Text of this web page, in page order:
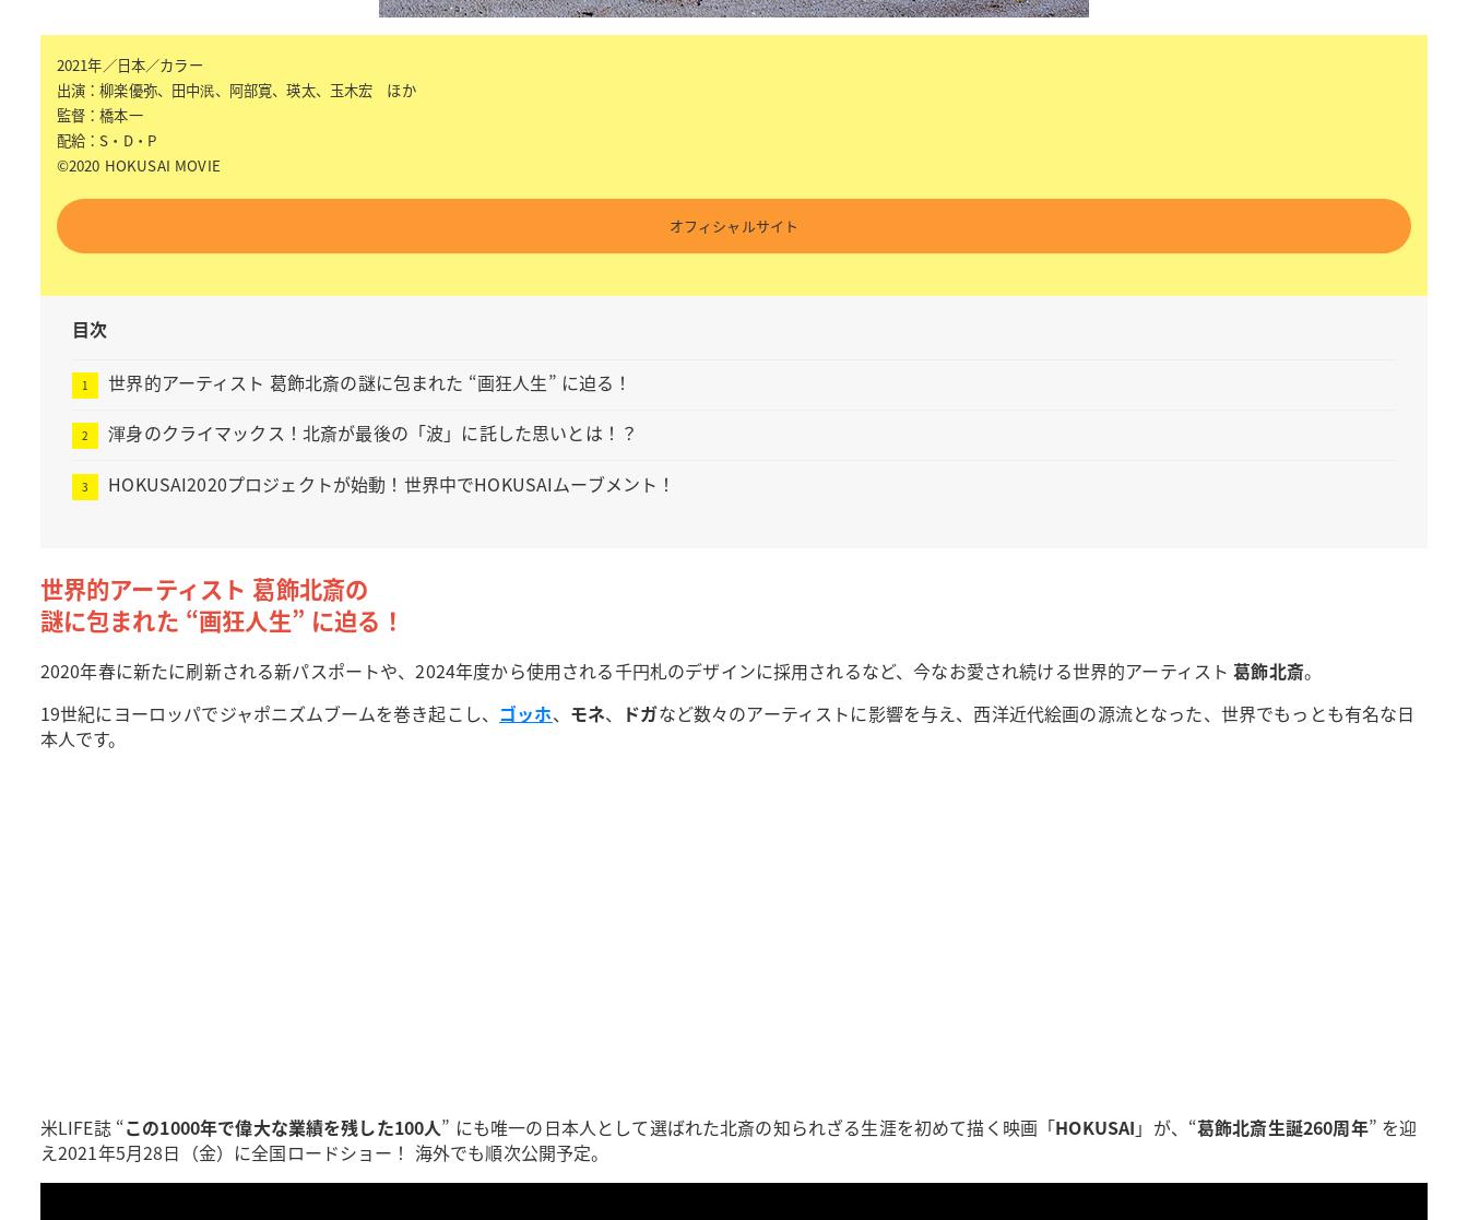
2021年／日本／カラー
出演：柳楽優弥、田中泯、阿部寛、瑛太、玉木宏 ほか
監督：橋本一
配給：S・D・P
©2020 HOKUSAI MOVIE
オフィシャルサイト
目次
世界的アーティスト 葛飾北斎の謎に包まれた “画狂人生” に迫る！
渾身のクライマックス！北斎が最後の「波」に託した思いとは！？
HOKUSAI2020プロジェクトが始動！世界中でHOKUSAIムーブメント！
世界的アーティスト 葛飾北斎の
謎に包まれた “画狂人生” に迫る！
2020年春に新たに刷新される新パスポートや、2024年度から使用される千円札のデザインに採用されるなど、今なお愛され続ける世界的アーティスト葛飾北斎。
19世紀にヨーロッパでジャポニズムブームを巻き起こし、 ゴッホ、 モネ、 ドガなど数々のアーティストに影響を与え、西洋近代絵画の源流となった、世界でもっとも有名な日
本人です。
米LIFE誌 “この1000年で偉大な業績を残した100人” にも唯一の日本人として選ばれた北斎の知られざる生涯を初めて描く映画「HOKUSAI 」が、“葛飾北斎生誕260周年” を迎
え2021年5月28日（金）に全国ロードショー！ 海外でも順次公開予定。